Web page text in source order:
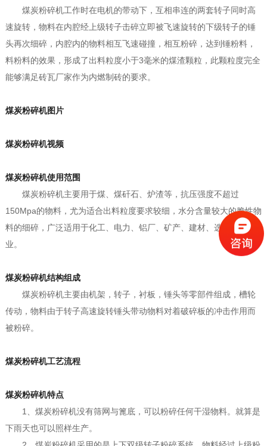
煤炭粉碎机工作时在电机的带动下，互相串连的两套转子同时高
速旋转，物料在内腔经上级转子击碎立即被飞速旋转的下级转子的锤
头再次细碎，内腔内的物料相互飞速碰撞，相互粉碎，达到锤粉料，
料粉料的效果，形成了出料粒度小于3毫米的煤渣颗粒，此颗粒度完全
能够满足砖瓦厂家作为内燃制砖的要求。
煤炭粉碎机图片
煤炭粉碎机视频
煤炭粉碎机使用范围
煤炭粉碎机主要用于煤、煤矸石、炉渣等，抗压强度不超过
150Mpa的物料，尤为适合出料粒度要求较细，水分含量较大的脆性物
料的细碎，广泛适用于化工、电力、铝厂、矿产、建材、选矿等行
业。
煤炭粉碎机结构组成
煤炭粉碎机主要由机架，转子，衬板，锤头等零部件组成，槽轮
传动，物料由于转子高速旋转锤头带动物料对着破碎板的冲击作用而
被粉碎。
煤炭粉碎机工艺流程
煤炭粉碎机特点
1、煤炭粉碎机没有筛网与篦底，可以粉碎任何干湿物料。就算是
下雨天也可以照样生产。